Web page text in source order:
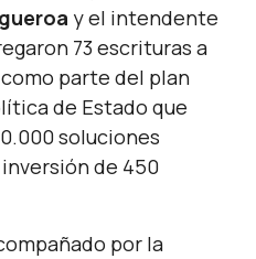
y el intendente
73 escrituras a
parte del plan
de Estado que
soluciones
de 450
por la